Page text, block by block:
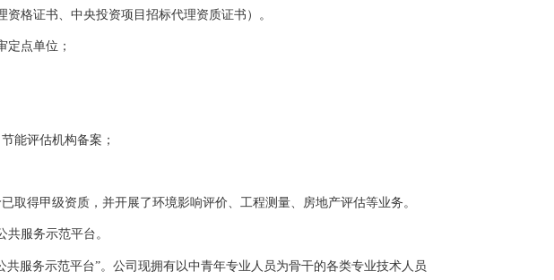
格证书、中央投资项目招标代理资质证书）。
定点单位；
能评估机构备案；
取得甲级资质，并开展了环境影响评价、工程测量、房地产评估等业务。
服务示范平台。
共服务示范平台”。公司现拥有以中青年专业人员为骨干的各类专业技术人员